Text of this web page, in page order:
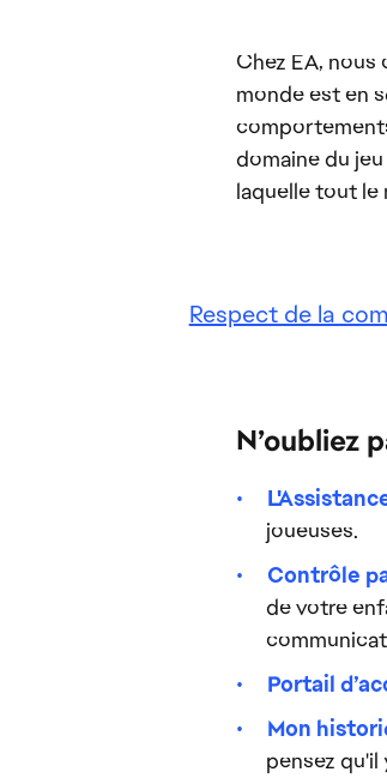
Chez EA,
monde est en
domaine du
laquelle tout le
Respect de la
N’oubliez
joueuses.
Contrôle
de votre
Portail
Mon
pensez qu'il